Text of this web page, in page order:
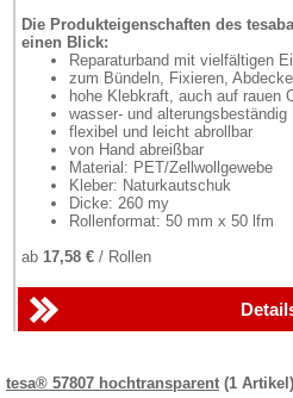
Die Produkteigenschaften des
einen Blick:
Reparaturband mit vielfältigen
zum Bündeln, Fixieren,
hohe Klebkraft, auch auf rauen
wasser- und alterungsbeständig
flexibel und leicht abrollbar
von Hand abreißbar
Material: PET/Zellwollgewebe
Kleber: Naturkautschuk
Dicke: 260 my
Rollenformat: 50 mm x 50 lfm
ab 17,58 € / Rollen
tesa® 57807 hochtransparent (1 Artikel)